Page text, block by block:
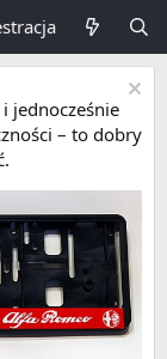
jednocześnie
– to dobry